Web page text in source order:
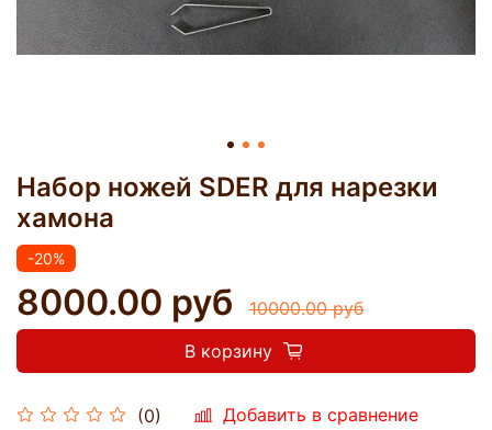
Набор ножей SDER для нарезки
хамона
(0) Добавить в сравнение
-20%
8000.00 руб
10000.00 руб
В корзину